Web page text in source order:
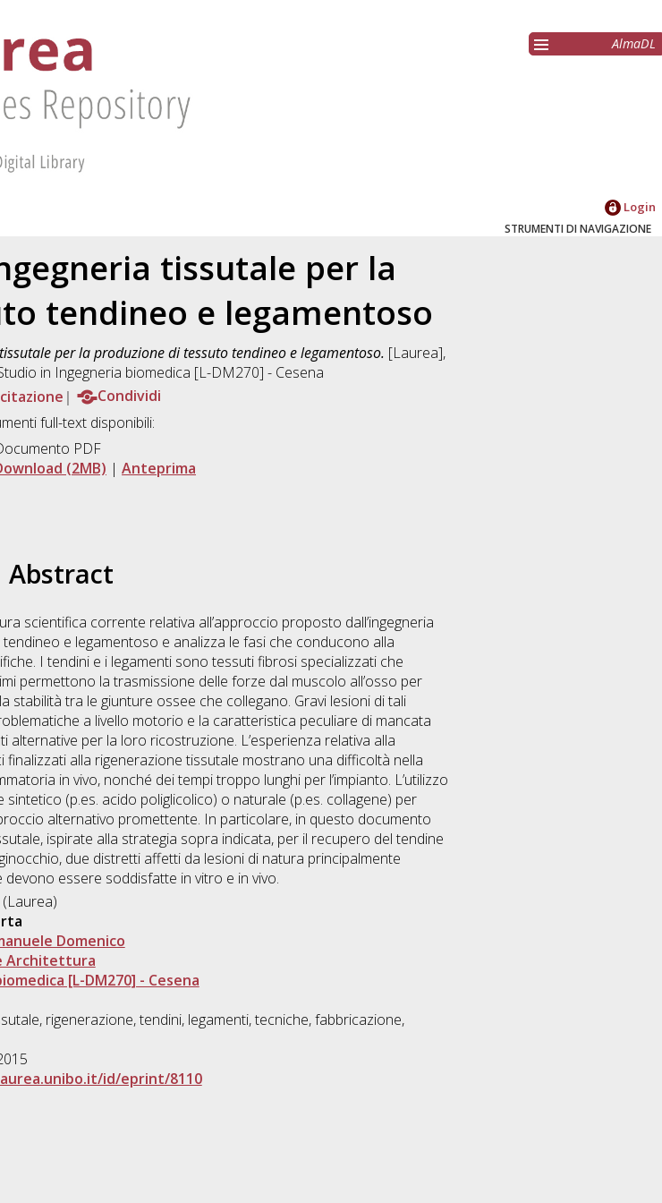
AlmaDL
Login
STRUMENTI DI NAVIGAZIONE
tissutale per la
tendineo e legamentoso
per la produzione di tessuto tendineo e legamentoso. [Laurea],
in Ingegneria biomedica [L-DM270] - Cesena
Condividi
full-text disponibili:
PDF
(2MB) | Anteprima
Abstract
scientifica corrente relativa all’approccio proposto dall’ingegneria
e legamentoso e analizza le fasi che conducono alla
I tendini e i legamenti sono tessuti fibrosi specializzati che
permettono la trasmissione delle forze dal muscolo all’osso per
stabilità tra le giunture ossee che collegano. Gravi lesioni di tali
a livello motorio e la caratteristica peculiare di mancata
per la loro ricostruzione. L’esperienza relativa alla
finalizzati alla rigenerazione tissutale mostrano una difficoltà nella
in vivo, nonché dei tempi troppo lunghi per l’impianto. L’utilizzo
(p.es. acido poliglicolico) o naturale (p.es. collagene) per
alternativo promettente. In particolare, in questo documento
ispirate alla strategia sopra indicata, per il recupero del tendine
due distretti affetti da lesioni di natura principalmente
essere soddisfatte in vitro e in vivo.
Domenico
Architettura
[L-DM270] - Cesena
rigenerazione, tendini, legamenti, tecniche, fabbricazione,
id/eprint/8110